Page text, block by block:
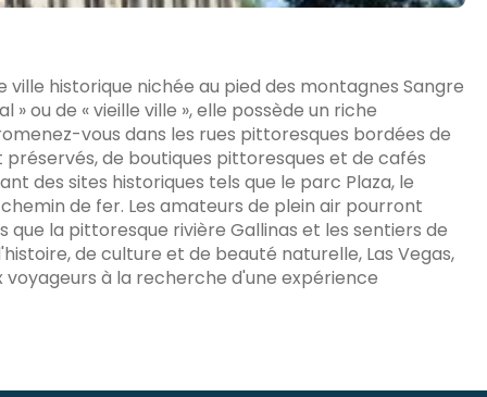
historique nichée au pied des montagnes Sangre
» ou de « vieille ville », elle possède un riche
vous dans les rues pittoresques bordées de
de boutiques pittoresques et de cafés
des sites historiques tels que le parc Plaza, le
de fer. Les amateurs de plein air pourront
la pittoresque rivière Gallinas et les sentiers de
de culture et de beauté naturelle, Las Vegas,
à la recherche d'une expérience